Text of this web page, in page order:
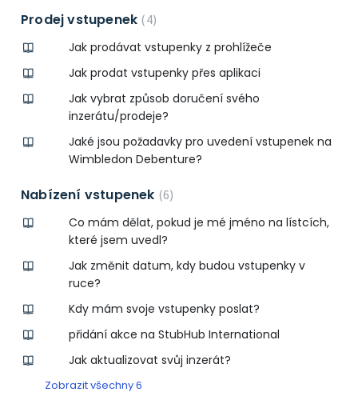
Prodej vstupenek 4
Jak prodávat vstupenky z prohlížeče
Jak prodat vstupenky přes aplikaci
Jak vybrat způsob doručení svého
inzerátu/prodeje?
Jaké jsou požadavky pro uvedení vstupenek na
Wimbledon Debenture?
Nabízení vstupenek 6
Co mám dělat, pokud je mé jméno na lístcích,
které jsem uvedl?
Jak změnit datum, kdy budou vstupenky v
ruce?
Kdy mám svoje vstupenky poslat?
přidání akce na StubHub International
Jak aktualizovat svůj inzerát?
Zobrazit všechny 6